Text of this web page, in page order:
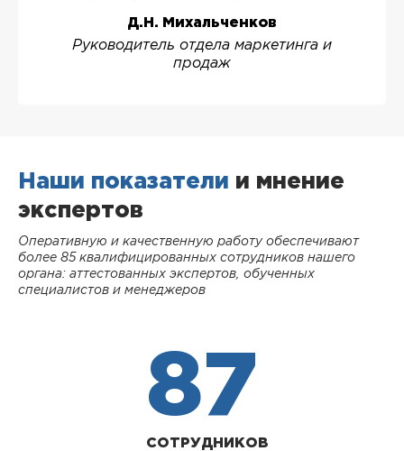
Д.Н. Михальченков
Руководитель отдела маркетинга и
продаж
Наши показатели и мнение
экспертов
Оперативную и качественную работу обеспечивают
более 85 квалифицированных сотрудников нашего
органа: аттестованных экспертов, обученных
специалистов и менеджеров
87
СОТРУДНИКОВ